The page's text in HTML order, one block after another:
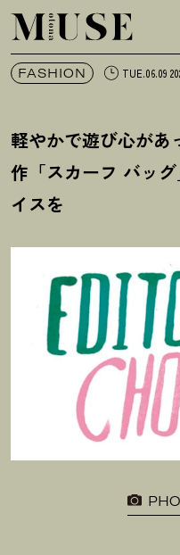
オトナミューズ
FASHION TUE.06.09
軽やかで遊び心があ
作「スカーフ バッ
イスを